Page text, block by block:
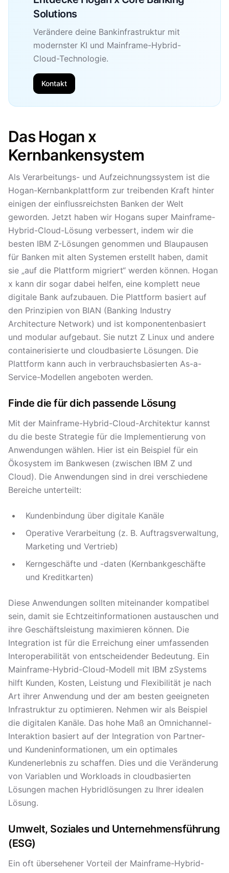
Solutions
Verändere deine Bankinfrastruktur mit
modernster KI und Mainframe-Hybrid-
Cloud-Technologie.
Kontakt
Das Hogan x
Kernbankensystem
Als Verarbeitungs- und Aufzeichnungssystem ist die
Hogan-Kernbankplattform zur treibenden Kraft hinter
einigen der einflussreichsten Banken der Welt
geworden. Jetzt haben wir Hogans super Mainframe-
Hybrid-Cloud-Lösung verbessert, indem wir die
besten IBM Z-Lösungen genommen und Blaupausen
für Banken mit alten Systemen erstellt haben, damit
sie „auf die Plattform migriert“ werden können. Hogan
x kann dir sogar dabei helfen, eine komplett neue
digitale Bank aufzubauen. Die Plattform basiert auf
den Prinzipien von BIAN (Banking Industry
Architecture Network) und ist komponentenbasiert
und modular aufgebaut. Sie nutzt Z Linux und andere
containerisierte und cloudbasierte Lösungen. Die
Plattform kann auch in verbrauchsbasierten As-a-
Service-Modellen angeboten werden.
Finde die für dich passende Lösung
Mit der Mainframe-Hybrid-Cloud-Architektur kannst
du die beste Strategie für die Implementierung von
Anwendungen wählen. Hier ist ein Beispiel für ein
Ökosystem im Bankwesen (zwischen IBM Z und
Cloud). Die Anwendungen sind in drei verschiedene
Bereiche unterteilt:
Kundenbindung über digitale Kanäle
Operative Verarbeitung (z. B. Auftragsverwaltung,
Marketing und Vertrieb)
Kerngeschäfte und -daten (Kernbankgeschäfte
und Kreditkarten)
Diese Anwendungen sollten miteinander kompatibel
sein, damit sie Echtzeitinformationen austauschen und
ihre Geschäftsleistung maximieren können. Die
Integration ist für die Erreichung einer umfassenden
Interoperabilität von entscheidender Bedeutung. Ein
Mainframe-Hybrid-Cloud-Modell mit IBM zSystems
hilft Kunden, Kosten, Leistung und Flexibilität je nach
Art ihrer Anwendung und der am besten geeigneten
Infrastruktur zu optimieren. Nehmen wir als Beispiel
die digitalen Kanäle. Das hohe Maß an Omnichannel-
Interaktion basiert auf der Integration von Partner-
und Kundeninformationen, um ein optimales
Kundenerlebnis zu schaffen. Dies und die Veränderung
von Variablen und Workloads in cloudbasierten
Lösungen machen Hybridlösungen zu Ihrer idealen
Lösung.
Umwelt, Soziales und Unternehmensführung
(ESG)
Ein oft übersehener Vorteil der Mainframe-Hybrid-